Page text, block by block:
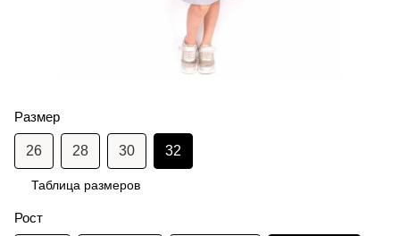
Размер
26 28 30 32
Таблица размеров
Рост